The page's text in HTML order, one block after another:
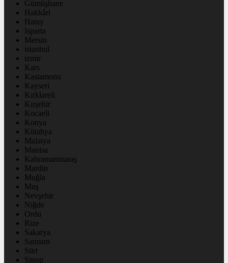
Gümüşhane
Hakkâri
Hatay
Isparta
Mersin
istanbul
izmir
Kars
Kastamonu
Kayseri
Kırklareli
Kırşehir
Kocaeli
Konya
Kütahya
Malatya
Manisa
Kahramanmaraş
Mardin
Muğla
Muş
Nevşehir
Niğde
Ordu
Rize
Sakarya
Samsun
Siirt
Sinop